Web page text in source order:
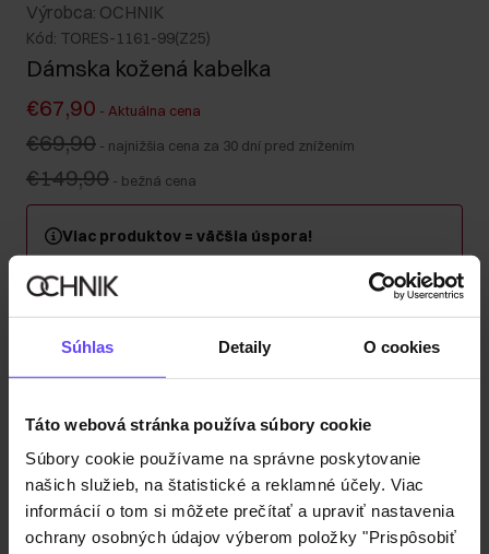
Súhlas Detaily O cookies
Táto webová stránka používa súbory cookie
Súbory cookie používame na správne poskytovanie
našich služieb, na štatistické a reklamné účely. Viac
informácií o tom si môžete prečítať a upraviť nastavenia
ochrany osobných údajov výberom položky "Prispôsobiť
Výrobca: OCHNIK
Kód: TORES-1161-99(Z25)
Dámska kožená kabelka
€67,90 - Aktuálna cena
€69,90 - najnižšia cena za 30 dní pred znížením
€149,90 - bežná cena
Viac produktov = väčšia úspora!
Kúpte si minimálne 2 kusy z kategórie kabeliek, kufrov
alebo cestovných kozmetických taštičiek a získajte 30
% zľavu na druhý a každý ďalší kus! Kombinujte
ľubovoľne – zľava sa automaticky započítava v košíku.
Popis produktu
Detaily